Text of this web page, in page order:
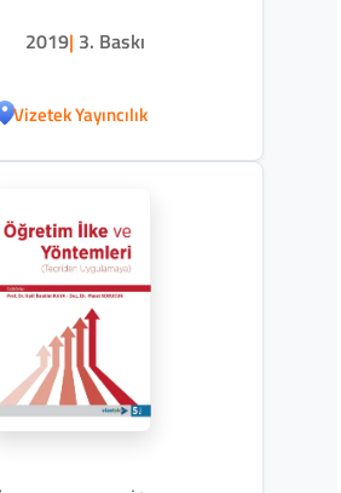
2019| 3. Baskı
Vizetek Yayıncılık